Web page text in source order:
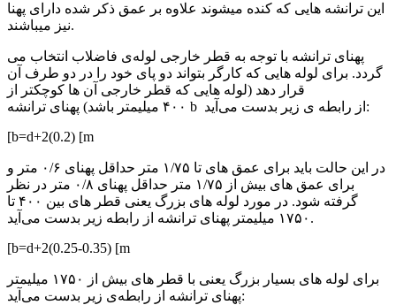
اﯾﻦ ﺗﺮاﻧﺸﻪ ﻫﺎﯾﯽ ﮐﻪ ﮐﻨﺪه ﻣﯿﺸﻮﻧﺪ ﻋﻼوه ﺑﺮ ﻋﻤﻖ ذﮐﺮ ﺷﺪه دارای ﭘﻬﻨﺎ
ﻧﯿﺰ ﻣﯿﺒﺎﺷﻨﺪ.
ﭘﻬﻨﺎی ﺗﺮاﻧﺸﻪ ﺑﺎ ﺗﻮﺟﻪ ﺑﻪ ﻗﻄﺮ ﺧﺎرﺟﯽ ﻟﻮﻟﻪی ﻓﺎﺿﻼب اﻧﺘﺨﺎب ﻣﯽ
ﮔﺮدد. ﺑﺮای ﻟﻮﻟﻪ ﻫﺎﯾﯽ ﮐﻪ ﮐﺎرﮔﺮ ﺑﺘﻮاﻧﺪ دو ﭘﺎی ﺧﻮد را در دو ﻃﺮف آن
ﻗﺮار دﻫﺪ (ﻟﻮﻟﻪ ﻫﺎﯾﯽ ﮐﻪ ﻗﻄﺮ ﺧﺎرﺟﯽ آن ﻫﺎ ﮐﻮﭼﮑﺘﺮ از
۴۰۰ ﻣﯿﻠﯿﻤﺘﺮ ﺑﺎﺷﺪ) ﭘﻬﻨﺎی ﺗﺮاﻧﺸﻪ b از راﺑﻄﻪ ی زﯾﺮ ﺑﺪﺳﺖ ﻣﯽآید:
[b=d+2(0.2) [m
در اﯾﻦ ﺣﺎﻟﺖ ﺑﺎﯾﺪ ﺑﺮای ﻋﻤﻖ ﻫﺎی ﺗﺎ ۱/۷۵ ﻣﺘﺮ ﺣﺪاﻗﻞ ﭘﻬﻨﺎی ۰/۶ ﻣﺘﺮ و
ﺑﺮای ﻋﻤﻖ ﻫﺎی ﺑﯿﺶ از ۱/۷۵ ﻣﺘﺮ ﺣﺪاﻗﻞ ﭘﻬﻨﺎی ۰/۸ ﻣﺘﺮ در ﻧﻈﺮ
ﮔﺮﻓﺘﻪ ﺷﻮد. در ﻣﻮرد ﻟﻮﻟﻪ ﻫﺎی ﺑﺰرگ ﯾﻌﻨﯽ ﻗﻄﺮ ﻫﺎی ﺑﯿﻦ ۴۰۰ ﺗﺎ
۱۷۵۰ ﻣﯿﻠﯿﻤﺘﺮ ﭘﻬﻨﺎی ﺗﺮاﻧﺸﻪ از راﺑﻄﻪ زﯾﺮ ﺑﺪﺳﺖ ﻣﯽآﯾﺪ.
[b=d+2(0.25-0.35) [m
ﺑﺮای ﻟﻮﻟﻪ ﻫﺎی ﺑﺴﯿﺎر ﺑﺰرگ ﯾﻌﻨﯽ ﺑﺎ ﻗﻄﺮ ﻫﺎی ﺑﯿﺶ از ۱۷۵۰ ﻣﯿﻠﯿﻤﺘﺮ
ﭘﻬﻨﺎی ﺗﺮاﻧﺸﻪ از راﺑﻄﻪی زﯾﺮ ﺑﺪﺳﺖ ﻣﯽآﯾﺪ: